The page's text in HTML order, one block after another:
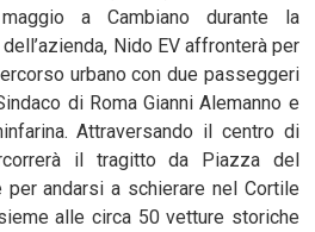
a Cambiano durante la
Nido EV affronterà per
urbano con due passeggeri
di Roma Gianni Alemanno e
Attraversando il centro di
il tragitto da Piazza del
per andarsi a schierare nel Cortile
alle circa 50 vetture storiche